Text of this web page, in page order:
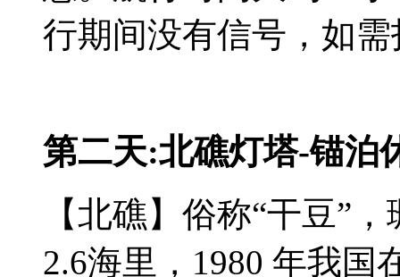
行期间没有信号，如
第二天:北礁灯塔-锚泊
【北礁】俗称“干豆”
2.6海里，1980 年我国